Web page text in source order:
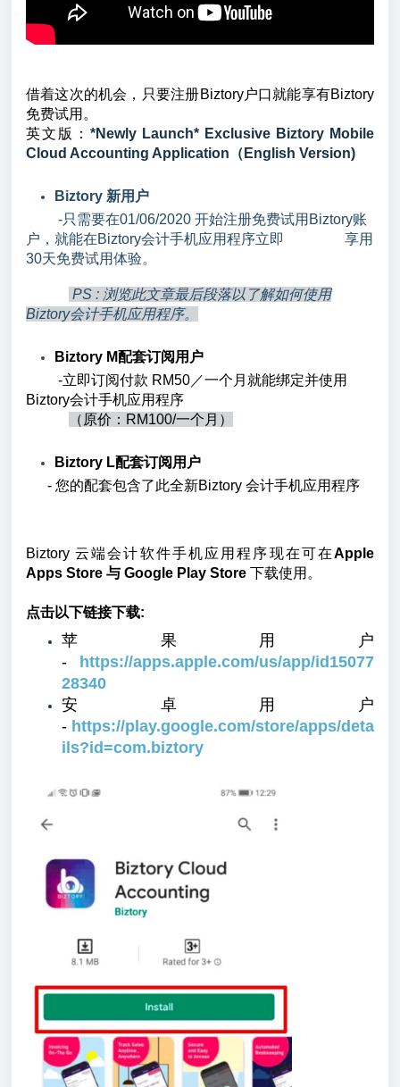
借着这次的机会，只要注册Biztory户口就能享有Biztory
免费试用。
英文版： *Newly Launch* Exclusive Biztory Mobile
Cloud Accounting Application（English Version)
Biztory 新用户
-只需要在01/06/2020 开始注册免费试用Biztory账
户，就能在Biztory会计手机应用程序立即 享用
30天免费试用体验。
PS : 浏览此文章最后段落以了解如何使用
Biztory会计手机应用程序。
Biztory M配套订阅用户
-立即订阅付款 RM50／一个月就能绑定并使用
Biztory会计手机应用程序
（原价：RM100/一个月）
Biztory L配套订阅用户
- 您的配套包含了此全新Biztory 会计手机应用程序
Biztory 云端会计软件手机应用程序现在可在Apple
Apps Store 与 Google Play Store 下载使用。
点击以下链接下载:
苹果用户
-
https://apps.apple.com/us/app/id15077
28340
安卓用户
- https://play.google.com/store/apps/deta
ils?id=com.biztory